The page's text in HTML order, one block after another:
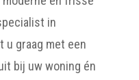
in
u graag met een
bij uw woning én